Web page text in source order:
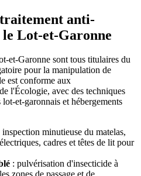
anti-
le Lot-et-Garonne
et-Garonne sont tous titulaires du
pour la manipulation de
est conforme aux
l'Écologie, avec des techniques
et-garonnais et hébergements
minutieuse du matelas,
cadres et têtes de lit pour
: pulvérisation d'insecticide à